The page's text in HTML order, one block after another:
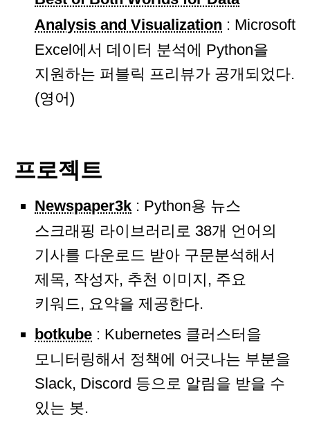
Analysis and Visualization : Microsoft
Excel에서 데이터 분석에 Python을
지원하는 퍼블릭 프리뷰가 공개되었다.
(영어)
프로젝트
Newspaper3k : Python용 뉴스
스크래핑 라이브러리로 38개 언어의
기사를 다운로드 받아 구문분석해서
제목, 작성자, 추천 이미지, 주요
키워드, 요약을 제공한다.
botkube : Kubernetes 클러스터을
모니터링해서 정책에 어긋나는 부분을
Slack, Discord 등으로 알림을 받을 수
있는 봇.